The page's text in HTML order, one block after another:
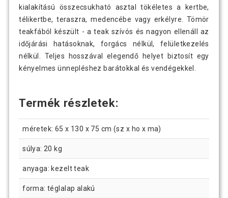
kialakítású összecsukható asztal tökéletes a kertbe,
télikertbe, teraszra, medencébe vagy erkélyre. Tömör
teakfából készült - a teak szívós és nagyon ellenáll az
időjárási hatásoknak, forgács nélkül, felületkezelés
nélkül. Teljes hosszával elegendő helyet biztosít egy
kényelmes ünnepléshez barátokkal és vendégekkel.
Termék részletek:
méretek: 65 x 130 x 75 cm (sz x ho x ma)
súlya: 20 kg
anyaga: kezelt teak
forma: téglalap alakú